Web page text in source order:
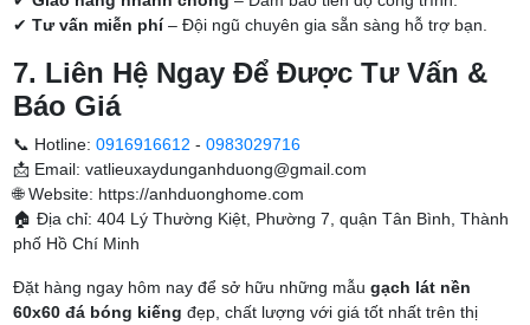
✔Tư vấn miễn phí– Đội ngũ chuyên gia sẵn sàng hỗ trợ bạn.
7. Liên Hệ Ngay Để Được Tư Vấn &
Báo Giá
📞 Hotline:0916916612 -0983029716
📩 Email: vatlieuxaydunganhduong@gmail.com
🌐 Website: https://anhduonghome.com
🏠 Địa chỉ: 404 Lý Thường Kiệt, Phường 7, quận Tân Bình, Thành
phố Hồ Chí Minh
Đặt hàng ngay hôm nay để sở hữu những mẫugạch lát nền
60x60 đá bóng kiếng đẹp, chất lượng với giá tốt nhất trên thị